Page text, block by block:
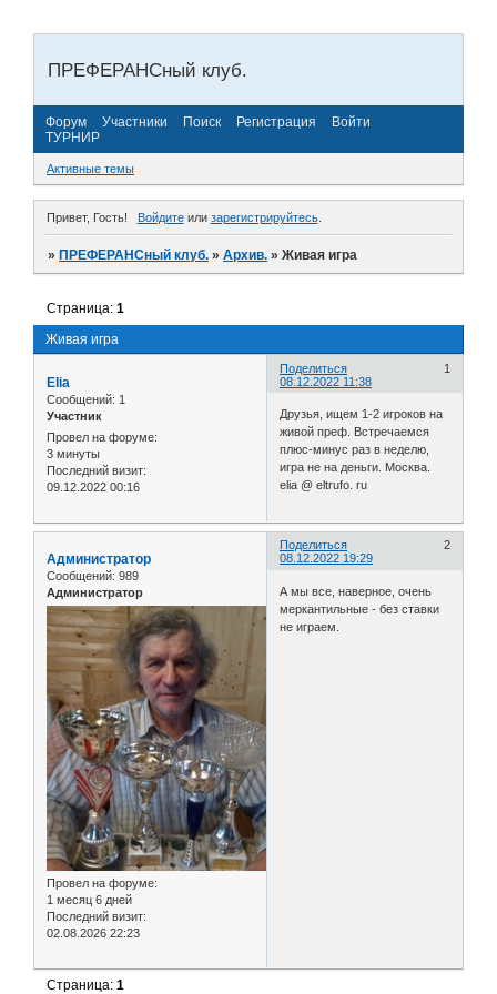
ПРЕФЕРАНСный клуб.
Форум Участники Поиск Регистрация
Войти
ТУРНИР
Активные темы
Привет, Гость! Войдитеили зарегистрируйтесь.
»ПРЕФЕРАНСный клуб. »Архив. »Живая игра
Живая игра
Страница:1
Поделиться
1
08.12.2022 11:38
Elia
Сообщений: 1
Участник
Провел на форуме:
3 минуты
Последний визит:
09.12.2022 00:16
Друзья, ищем 1-2 игроков на
живой преф. Встречаемся
плюс-минус раз в неделю,
игра не на деньги. Москва.
elia @ eltrufo. ru
Поделиться
2
08.12.2022 19:29
Администратор
Сообщений: 989
Администратор
Провел на форуме:
1 месяц 6 дней
Последний визит:
02.08.2026 22:23
А мы все, наверное, очень
меркантильные - без ставки
не играем.
Страница:1